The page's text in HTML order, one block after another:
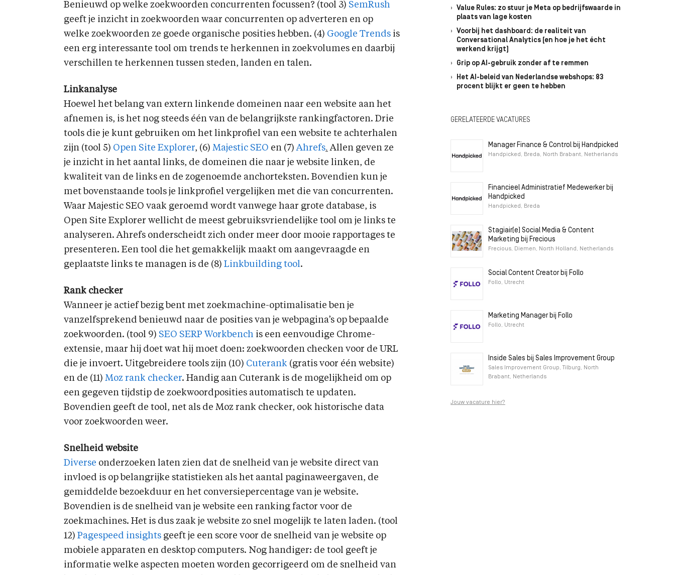
Benieuwd op welke zoekwoorden concurrenten focussen? (tool 3) SemRush
geeft je inzicht in zoekwoorden waar concurrenten op adverteren en op
welke zoekwoorden ze goede organische posities hebben. (4) Google Trends is
een erg interessante tool om trends te herkennen in zoekvolumes en daarbij
verschillen te herkennen tussen steden, landen en talen.
Linkanalyse
Hoewel het belang van extern linkende domeinen naar een website aan het
afnemen is, is het nog steeds één van de belangrijkste rankingfactoren. Drie
tools die je kunt gebruiken om het linkprofiel van een website te achterhalen
zijn (tool 5) Open Site Explorer, (6) Majestic SEO en (7)Ahrefs. Allen geven ze
je inzicht in het aantal links, de domeinen die naar je website linken, de
kwaliteit van de links en de zogenoemde anchorteksten. Bovendien kun je
met bovenstaande tools je linkprofiel vergelijken met die van concurrenten.
Waar Majestic SEO vaak geroemd wordt vanwege haar grote database, is
Open Site Explorer wellicht de meest gebruiksvriendelijke tool om je links te
analyseren. Ahrefs onderscheidt zich onder meer door mooie rapportages te
presenteren. Een tool die het gemakkelijk maakt om aangevraagde en
geplaatste links te managen is de (8) Linkbuilding tool.
Rank checker
Wanneer je actief bezig bent met zoekmachine-optimalisatie ben je
vanzelfsprekend benieuwd naar de posities van je webpagina’s op bepaalde
zoekwoorden. (tool 9) SEO SERP Workbench is een eenvoudige Chrome-
extensie, maar hij doet wat hij moet doen: zoekwoorden checken voor de URL
die je invoert. Uitgebreidere tools zijn (10) Cuterank (gratis voor één website)
en de (11) Moz rank checker. Handig aan Cuterank is de mogelijkheid om op
een gegeven tijdstip de zoekwoordposities automatisch te updaten.
Bovendien geeft de tool, net als de Moz rank checker, ook historische data
voor zoekwoorden weer.
Snelheid website
Diverse onderzoeken laten zien dat de snelheid van je website direct van
invloed is op belangrijke statistieken als het aantal paginaweergaven, de
gemiddelde bezoekduur en het conversiepercentage van je website.
Bovendien is de snelheid van je website een ranking factor voor de
zoekmachines. Het is dus zaak je website zo snel mogelijk te laten laden. (tool
12) Pagespeed insights geeft je een score voor de snelheid van je website op
mobiele apparaten en desktop computers. Nog handiger: de tool geeft je
informatie welke aspecten moeten worden gecorrigeerd om de snelheid van
Value Rules: zo stuur je Meta op bedrijfswaarde in
plaats van lage kosten
Voorbij het dashboard: de realiteit van
Conversational Analytics (en hoe je het écht
werkend krijgt)
Grip op AI-gebruik zonder af te remmen
Het AI-beleid van Nederlandse webshops: 83
procent blijkt er geen te hebben
GERELATEERDE VACATURES
Manager Finance & Control bij Handpicked
Handpicked, Breda, North Brabant, Netherlands
Financieel Administratief Medewerker bij
Handpicked
Handpicked, Breda
Stagiair(e) Social Media & Content
Marketing bij Frecious
Frecious, Diemen, North Holland, Netherlands
Social Content Creator bij Follo
Follo, Utrecht
Marketing Manager bij Follo
Follo, Utrecht
Inside Sales bij Sales Improvement Group
Sales Improvement Group, Tilburg, North
Brabant, Netherlands
Jouw vacature hier?